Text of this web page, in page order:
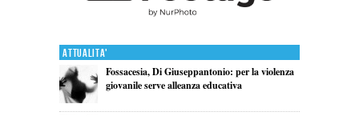
Attualita'
Fossacesia, Di Giuseppantonio: per la violenza
giovanile serve alleanza educativa